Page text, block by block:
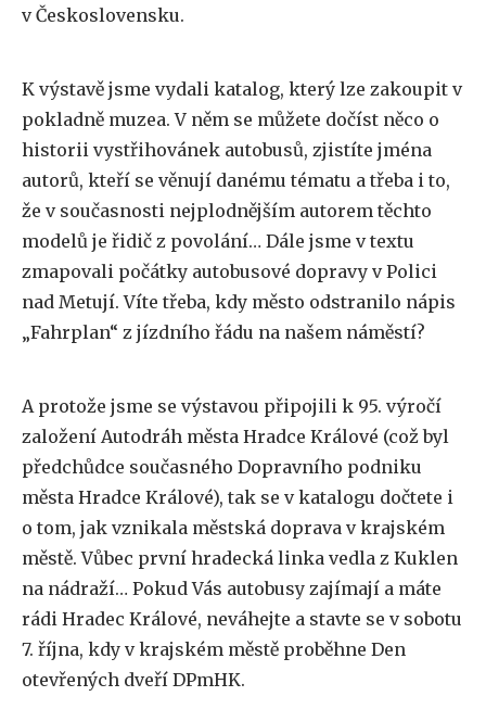
v Československu.
K výstavě jsme vydali katalog, který lze zakoupit v
pokladně muzea. V něm se můžete dočíst něco o
historii vystřihovánek autobusů, zjistíte jména
autorů, kteří se věnují danému tématu a třeba i to,
že v současnosti nejplodnějším autorem těchto
modelů je řidič z povolání… Dále jsme v textu
zmapovali počátky autobusové dopravy v Polici
nad Metují. Víte třeba, kdy město odstranilo nápis
„Fahrplan“ z jízdního řádu na našem náměstí?
A protože jsme se výstavou připojili k 95. výročí
založení Autodráh města Hradce Králové (což byl
předchůdce současného Dopravního podniku
města Hradce Králové), tak se v katalogu dočtete i
o tom, jak vznikala městská doprava v krajském
městě. Vůbec první hradecká linka vedla z Kuklen
na nádraží… Pokud Vás autobusy zajímají a máte
rádi Hradec Králové, neváhejte a stavte se v sobotu
7. října, kdy v krajském městě proběhne Den
otevřených dveří DPmHK.